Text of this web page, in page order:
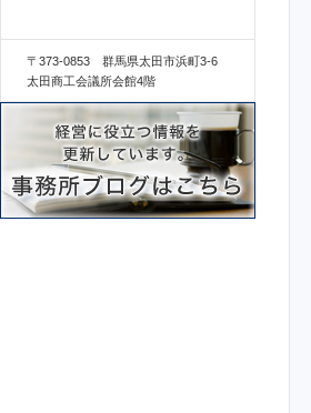
〒373-0853 群馬県太田市浜町3-6
太田商工会議所会館4階